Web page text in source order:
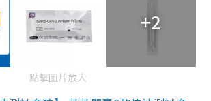
+2
點擊圖片放大